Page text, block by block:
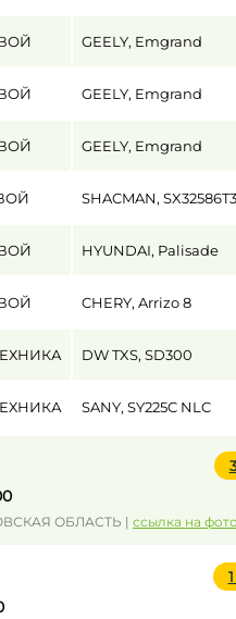
GEELY, Emgrand
GEELY, Emgrand
GEELY, Emgrand
SHACMAN,
HYUNDAI, Palisade
CHERY, Arrizo 8
DW TXS, SD300
SANY, SY225C NLC
ОБЛАСТЬ | ссылка на фото